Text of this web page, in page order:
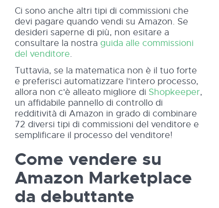
Ci sono anche altri tipi di commissioni che
devi pagare quando vendi su Amazon. Se
desideri saperne di più, non esitare a
consultare la nostra guida alle commissioni
del venditore.
Tuttavia, se la matematica non è il tuo forte
e preferisci automatizzare l'intero processo,
allora non c'è alleato migliore di Shopkeeper,
un affidabile pannello di controllo di
redditività di Amazon in grado di combinare
72 diversi tipi di commissioni del venditore e
semplificare il processo del venditore!
Come vendere su
Amazon Marketplace
da debuttante